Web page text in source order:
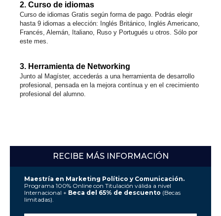
2. Curso de idiomas
Curso de idiomas Gratis según forma de pago. Podrás elegir
hasta 9 idiomas a elección: Inglés Británico, Inglés Americano,
Francés, Alemán, Italiano, Ruso y Portugués u otros. Sólo por
este mes.
3. Herramienta de Networking
Junto al Magíster, accederás a una herramienta de desarrollo
profesional, pensada en la mejora contínua y en el crecimiento
profesional del alumno.
RECIBE MÁS INFORMACIÓN
Maestría en Marketing Político y Comunicación.
Programa 100% Online con Titulación válida a nivel
Internacional + Beca del 65% de descuento (Becas
limitadas).